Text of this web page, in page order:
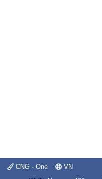
CNG - One VN